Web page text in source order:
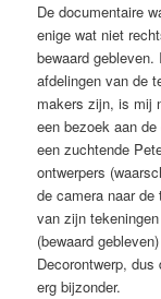
De documentaire
enige wat niet
bewaard gebleven.
afdelingen van de
makers zijn, is mij
een bezoek aan
een zuchtende
ontwerpers
de camera naar
van zijn
(bewaard
Decorontwerp,
erg bijzonder.